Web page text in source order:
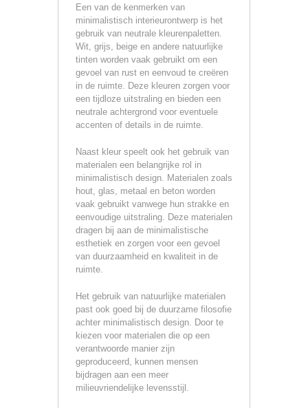
Een van de kenmerken van
minimalistisch interieurontwerp is het
gebruik van neutrale kleurenpaletten.
Wit, grijs, beige en andere natuurlijke
tinten worden vaak gebruikt om een
gevoel van rust en eenvoud te creëren
in de ruimte. Deze kleuren zorgen voor
een tijdloze uitstraling en bieden een
neutrale achtergrond voor eventuele
accenten of details in de ruimte.
Naast kleur speelt ook het gebruik van
materialen een belangrijke rol in
minimalistisch design. Materialen zoals
hout, glas, metaal en beton worden
vaak gebruikt vanwege hun strakke en
eenvoudige uitstraling. Deze materialen
dragen bij aan de minimalistische
esthetiek en zorgen voor een gevoel
van duurzaamheid en kwaliteit in de
ruimte.
Het gebruik van natuurlijke materialen
past ook goed bij de duurzame filosofie
achter minimalistisch design. Door te
kiezen voor materialen die op een
verantwoorde manier zijn
geproduceerd, kunnen mensen
bijdragen aan een meer
milieuvriendelijke levensstijl.